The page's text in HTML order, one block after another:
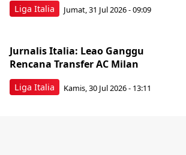
Liga Italia Jumat, 31 Jul 2026 - 09:09
Liga Italia
Jurnalis Italia: Leao Ganggu
Rencana Transfer AC Milan
Kamis, 30 Jul 2026 - 13:11